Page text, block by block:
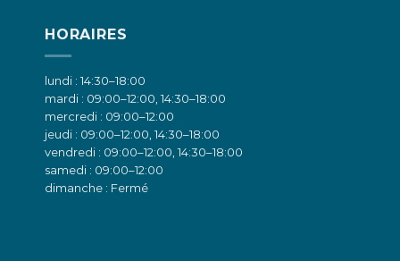
HORAIRES
lundi : 14:30–18:00
mardi : 09:00–12:00, 14:30–18:00
mercredi : 09:00–12:00
jeudi : 09:00–12:00, 14:30–18:00
vendredi : 09:00–12:00, 14:30–18:00
samedi : 09:00–12:00
dimanche : Fermé